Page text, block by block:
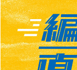
「這是極大的榮耀，
自191國家成千上萬
明